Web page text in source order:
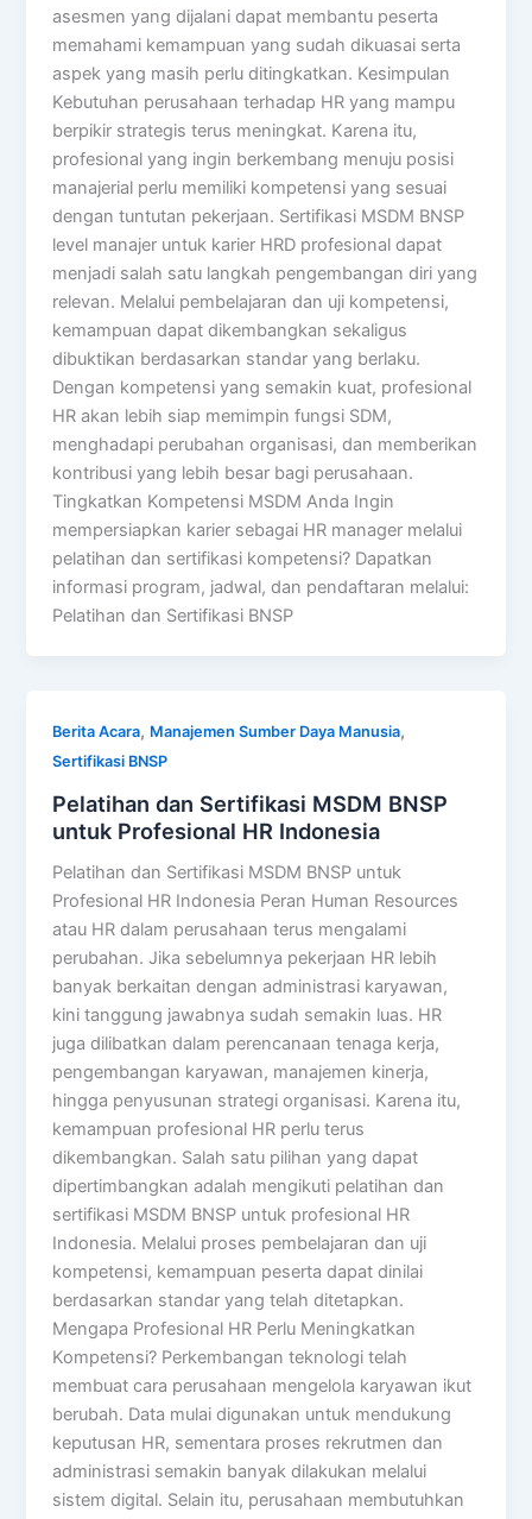
asesmen yang dijalani dapat membantu peserta
memahami kemampuan yang sudah dikuasai serta
aspek yang masih perlu ditingkatkan. Kesimpulan
Kebutuhan perusahaan terhadap HR yang mampu
berpikir strategis terus meningkat. Karena itu,
profesional yang ingin berkembang menuju posisi
manajerial perlu memiliki kompetensi yang sesuai
dengan tuntutan pekerjaan. Sertifikasi MSDM BNSP
level manajer untuk karier HRD profesional dapat
menjadi salah satu langkah pengembangan diri yang
relevan. Melalui pembelajaran dan uji kompetensi,
kemampuan dapat dikembangkan sekaligus
dibuktikan berdasarkan standar yang berlaku.
Dengan kompetensi yang semakin kuat, profesional
HR akan lebih siap memimpin fungsi SDM,
menghadapi perubahan organisasi, dan memberikan
kontribusi yang lebih besar bagi perusahaan.
Tingkatkan Kompetensi MSDM Anda Ingin
mempersiapkan karier sebagai HR manager melalui
pelatihan dan sertifikasi kompetensi? Dapatkan
informasi program, jadwal, dan pendaftaran melalui:
Pelatihan dan Sertifikasi BNSP
Berita Acara, Manajemen Sumber Daya Manusia,
Sertifikasi BNSP
Pelatihan dan Sertifikasi MSDM BNSP
untuk Profesional HR Indonesia
Pelatihan dan Sertifikasi MSDM BNSP untuk
Profesional HR Indonesia Peran Human Resources
atau HR dalam perusahaan terus mengalami
perubahan. Jika sebelumnya pekerjaan HR lebih
banyak berkaitan dengan administrasi karyawan,
kini tanggung jawabnya sudah semakin luas. HR
juga dilibatkan dalam perencanaan tenaga kerja,
pengembangan karyawan, manajemen kinerja,
hingga penyusunan strategi organisasi. Karena itu,
kemampuan profesional HR perlu terus
dikembangkan. Salah satu pilihan yang dapat
dipertimbangkan adalah mengikuti pelatihan dan
sertifikasi MSDM BNSP untuk profesional HR
Indonesia. Melalui proses pembelajaran dan uji
kompetensi, kemampuan peserta dapat dinilai
berdasarkan standar yang telah ditetapkan.
Mengapa Profesional HR Perlu Meningkatkan
Kompetensi? Perkembangan teknologi telah
membuat cara perusahaan mengelola karyawan ikut
berubah. Data mulai digunakan untuk mendukung
keputusan HR, sementara proses rekrutmen dan
administrasi semakin banyak dilakukan melalui
sistem digital. Selain itu, perusahaan membutuhkan